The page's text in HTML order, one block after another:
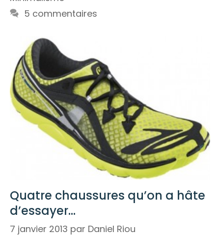
5 commentaires
Quatre chaussures qu’on a hâte
d’essayer…
7 janvier 2013 par Daniel Riou